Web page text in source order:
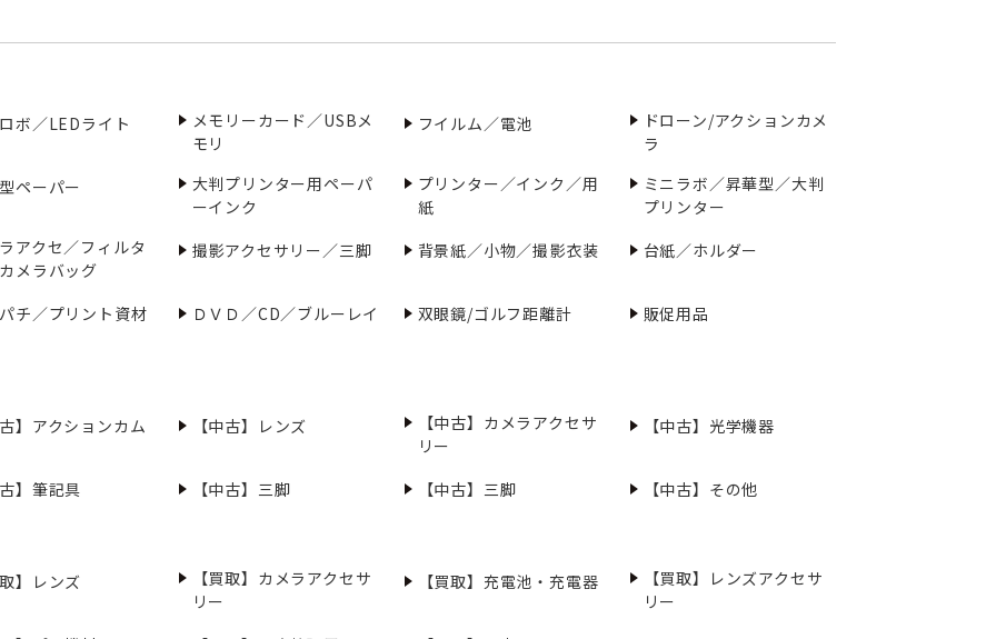
ボ／LEDライト
メモリーカード／USBメ
モリ
フイルム／電池
ドローン/アクションカメ
ラ
ペーパー
大判プリンター用ペーパ
ーインク
プリンター／インク／用
紙
ミニラボ／昇華型／大判
プリンター
アクセ／フィルタ
メラバッグ
撮影アクセサリー／三脚 背景紙／小物／撮影衣装 台紙／ホルダー
チ／プリント資材 ＤＶＤ／CD／ブルーレイ 双眼鏡/ゴルフ距離計 販促用品
】アクションカム 【中古】レンズ
【中古】カメラアクセサ
リー
【中古】光学機器
】筆記具 【中古】三脚 【中古】三脚 【中古】その他
】レンズ
【買取】カメラアクセサ
リー
【買取】充電池・充電器
【買取】レンズアクセサ
リー